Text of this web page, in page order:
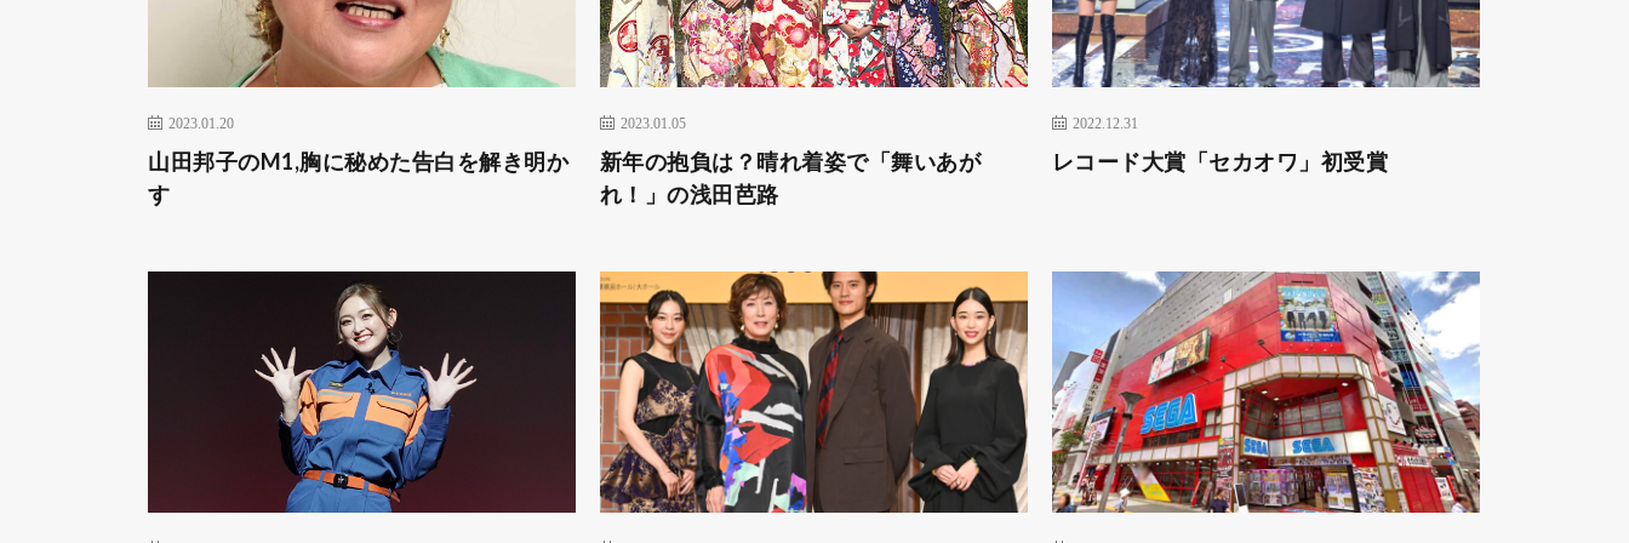
2023.01.20
山田邦子のM1,胸に秘めた告白を解き明か
す
2023.01.05
新年の抱負は？晴れ着姿で「舞いあが
れ！」の浅田芭路
2022.12.31
レコード大賞「セカオワ」初受賞